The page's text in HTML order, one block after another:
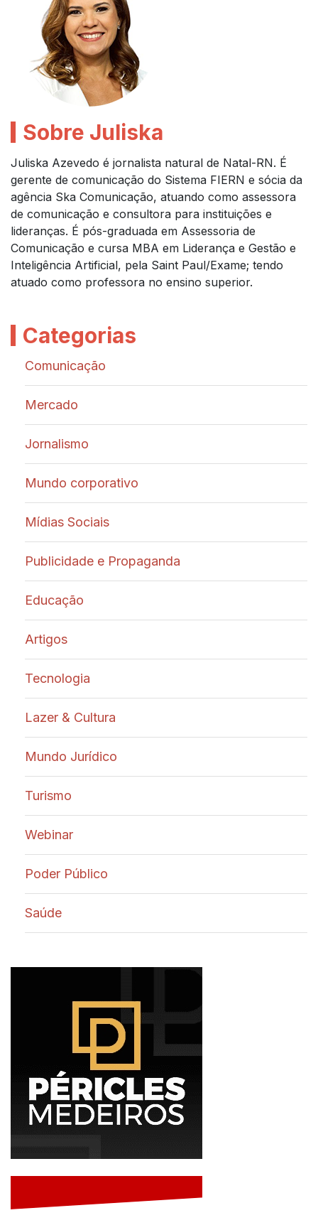
Sobre Juliska
Juliska Azevedo é jornalista natural de Natal-RN. É
gerente de comunicação do Sistema FIERN e sócia da
agência Ska Comunicação, atuando como assessora
de comunicação e consultora para instituições e
lideranças. É pós-graduada em Assessoria de
Comunicação e cursa MBA em Liderança e Gestão e
Inteligência Artificial, pela Saint Paul/Exame; tendo
atuado como professora no ensino superior.
Categorias
Comunicação
Mercado
Jornalismo
Mundo corporativo
Mídias Sociais
Publicidade e Propaganda
Educação
Artigos
Tecnologia
Lazer & Cultura
Mundo Jurídico
Turismo
Webinar
Poder Público
Saúde